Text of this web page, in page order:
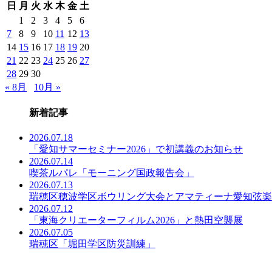
事
覧
日
月 火 水 木 金 土
1
2 3 4 5
6
7
8 9 10 11 12 13
14 15 16 17 18 19 20
21 22 23 24 25 26 27
28 29 30
« 8月
10月 »
新着記事
2026.07.18
「愛知サマーセミナー2026」で初講義のお知らせ
2026.07.14
喫茶ルパレ「モーニング国政報告会」
2026.07.13
瑞穂区穂波学区ボウリング大会とアマティーナ愛知弦
2026.07.12
「東海クリエーターフィルム2026」と熱田空襲展
2026.07.05
瑞穂区「堀田学区防災訓練」